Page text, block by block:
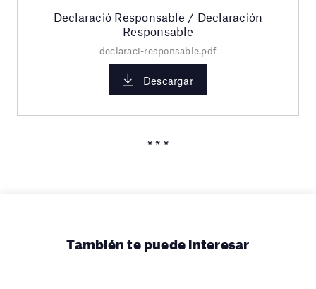
Declaració Responsable / Declaración
Responsable
declaraci-responsable.pdf
Descargar
* * *
También te puede interesar